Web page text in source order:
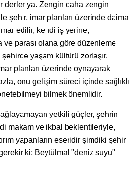
derler ya. Zengin daha zengin
şehir, imar planları üzerinde daima
edilir, kendi iş yerine,
ve parası olana göre düzenleme
şehirde yaşam kültürü zorlaşır.
planları üzerinde oynayarak
onu gelişim süreci içinde sağlıklı
bilmek önemlidir.
yetkili güçler, şehrin
makam ve ikbal beklentileriyle,
yapanların eseridir şimdiki şehir
ki; Beytülmal "deniz suyu"